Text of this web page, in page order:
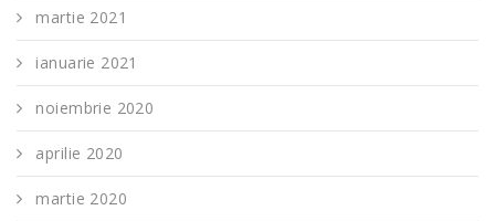
martie 2021
ianuarie 2021
noiembrie 2020
aprilie 2020
martie 2020